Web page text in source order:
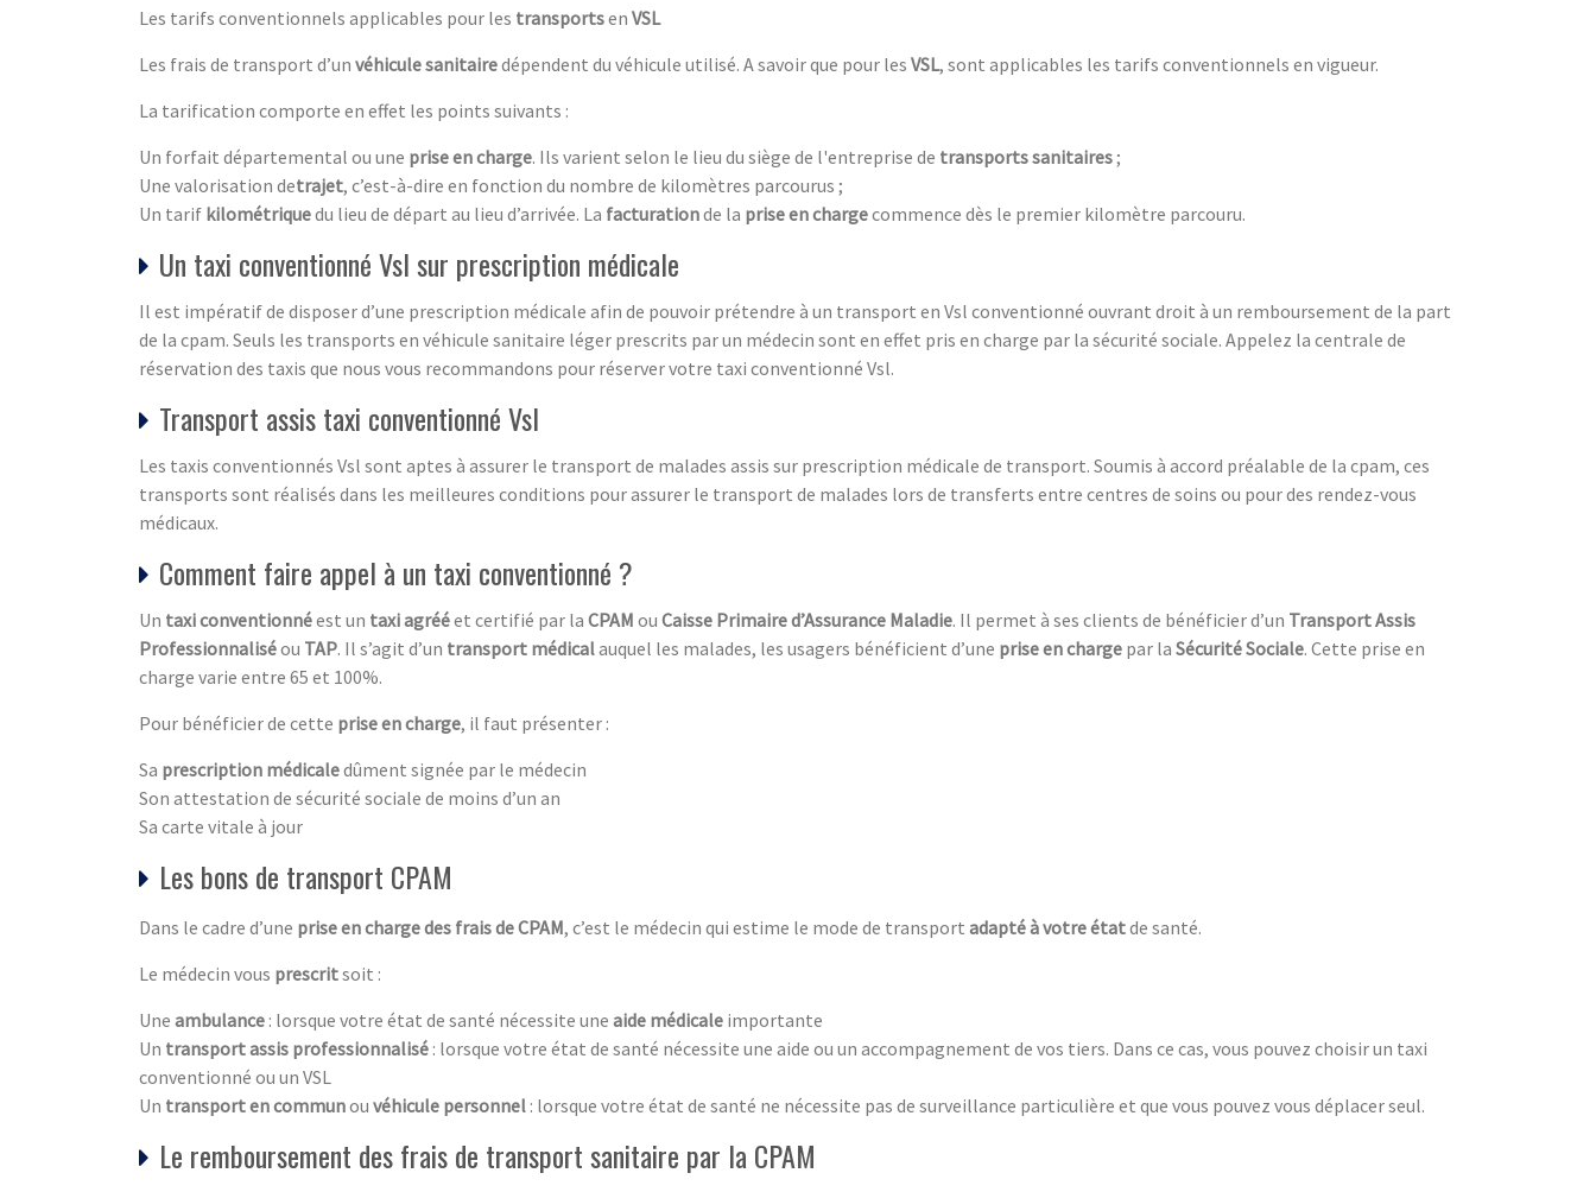
Les tarifs conventionnels applicables pour les transportsen VSL
Les frais de transport d’un véhicule sanitairedépendent du véhicule utilisé. A savoir que pour les VSL, sont applicables les tarifs conventionnels en vigueur.
La tarification comporte en effet les points suivants :
Un forfait départemental ou une prise en charge. Ils varient selon le lieu du siège de l'entreprise de transports sanitaires ;
Une valorisation detrajet, c’est-à-dire en fonction du nombre de kilomètres parcourus ;
Un tarif kilométriquedu lieu de départ au lieu d’arrivée. La facturationde la prise en chargecommence dès le premier kilomètre parcouru.
Un taxi conventionné Vsl sur prescription médicale
Il est impératif de disposer d’une prescription médicale afin de pouvoir prétendre à un transport en Vsl conventionné ouvrant droit à un remboursement de la part
de la cpam. Seuls les transports en véhicule sanitaire léger prescrits par un médecin sont en effet pris en charge par la sécurité sociale. Appelez la centrale de
réservation des taxis que nous vous recommandons pour réserver votre taxi conventionné Vsl.
Transport assis taxi conventionné Vsl
Les taxis conventionnés Vsl sont aptes à assurer le transport de malades assis sur prescription médicale de transport. Soumis à accord préalable de la cpam, ces
transports sont réalisés dans les meilleures conditions pour assurer le transport de malades lors de transferts entre centres de soins ou pour des rendez-vous
médicaux.
Comment faire appel à un taxi conventionné ?
Un taxi conventionnéest un taxi agrééet certifié par la CPAM ou Caisse Primaire d’Assurance Maladie. Il permet à ses clients de bénéficier d’un Transport Assis
Professionnaliséou TAP. Il s’agit d’un transport médicalauquel les malades, les usagers bénéficient d’une prise en charge par la Sécurité Sociale. Cette prise en
charge varie entre 65 et 100%.
Pour bénéficier de cette prise en charge, il faut présenter :
Sa prescription médicaledûment signée par le médecin
Son attestation de sécurité sociale de moins d’un an
Sa carte vitale à jour
Les bons de transport CPAM
Dans le cadre d’une prise en charge des frais de CPAM, c’est le médecin qui estime le mode de transport adapté à votre étatde santé.
Le médecin vous prescritsoit :
Une ambulance : lorsque votre état de santé nécessite une aide médicale importante
Un transport assis professionnalisé : lorsque votre état de santé nécessite une aide ou un accompagnement de vos tiers. Dans ce cas, vous pouvez choisir un taxi
conventionné ou un VSL
Un transport en communou véhicule personnel : lorsque votre état de santé ne nécessite pas de surveillance particulière et que vous pouvez vous déplacer seul.
Le remboursement des frais de transport sanitaire par la CPAM